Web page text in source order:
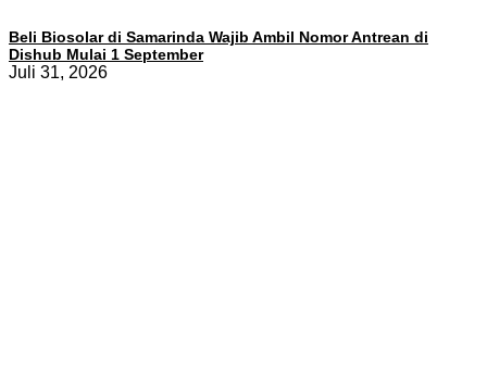
Beli Biosolar di Samarinda Wajib Ambil Nomor Antrean di
Dishub Mulai 1 September
Juli 31, 2026